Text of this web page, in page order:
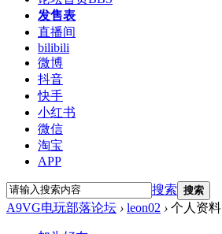
发售表
直播间
bilibili
微博
抖音
快手
小红书
微信
淘宝
APP
搜索 搜索
A9VG电玩部落论坛 › leon02 › 个人资料